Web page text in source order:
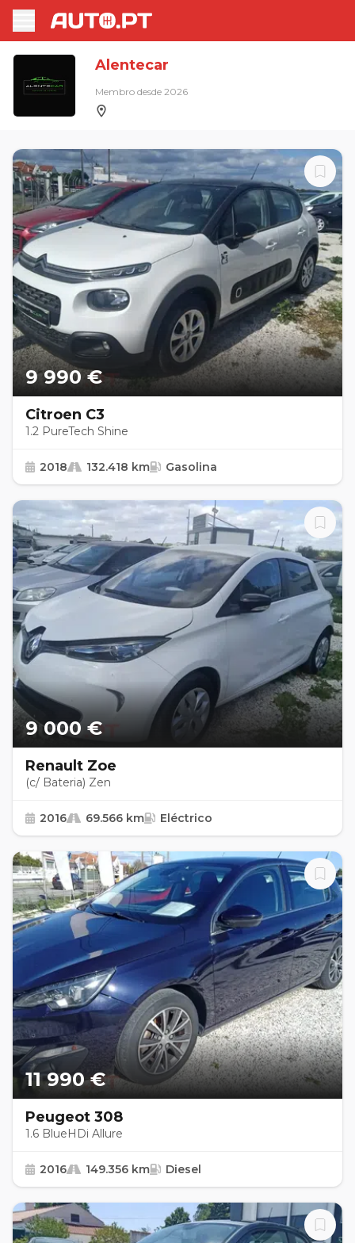
Alentecar
Membro desde 2026
9 990 €
Citroen C3
1.2 PureTech Shine
2018 132.418 km Gasolina
9 000 €
Renault Zoe
(c/ Bateria) Zen
2016 69.566 km Eléctrico
11 990 €
Peugeot 308
1.6 BlueHDi Allure
2016 149.356 km Diesel